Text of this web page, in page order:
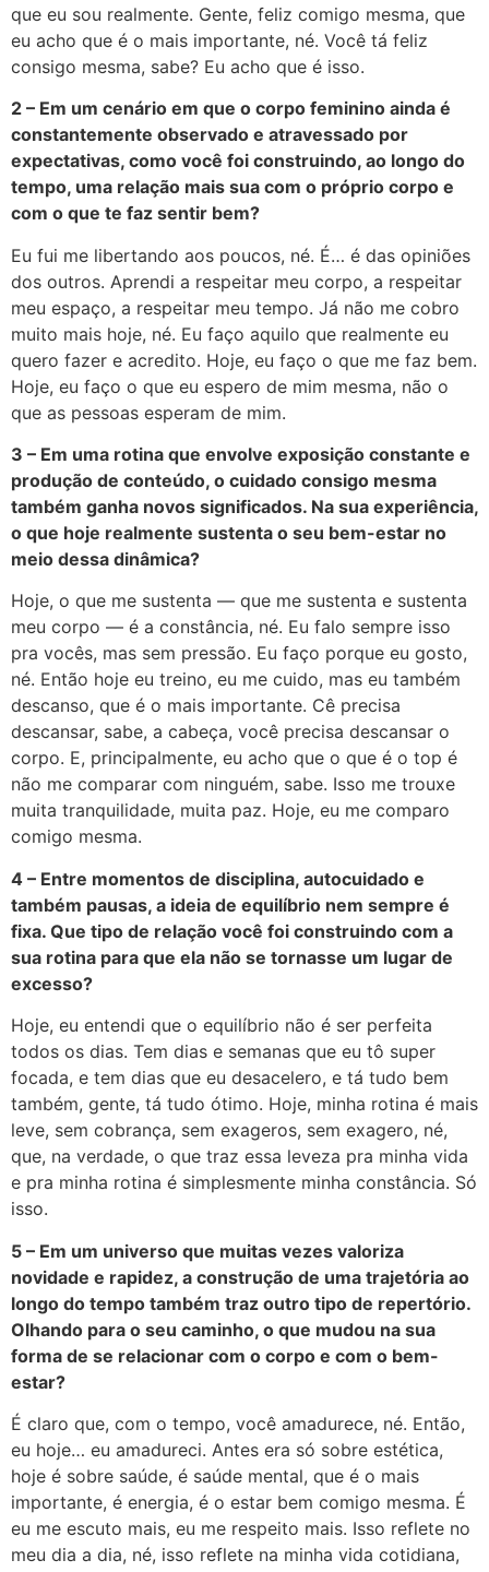
que eu sou realmente. Gente, feliz comigo mesma, que
eu acho que é o mais importante, né. Você tá feliz
consigo mesma, sabe? Eu acho que é isso.
2 – Em um cenário em que o corpo feminino ainda é
constantemente observado e atravessado por
expectativas, como você foi construindo, ao longo do
tempo, uma relação mais sua com o próprio corpo e
com o que te faz sentir bem?
Eu fui me libertando aos poucos, né. É… é das opiniões
dos outros. Aprendi a respeitar meu corpo, a respeitar
meu espaço, a respeitar meu tempo. Já não me cobro
muito mais hoje, né. Eu faço aquilo que realmente eu
quero fazer e acredito. Hoje, eu faço o que me faz bem.
Hoje, eu faço o que eu espero de mim mesma, não o
que as pessoas esperam de mim.
3 – Em uma rotina que envolve exposição constante e
produção de conteúdo, o cuidado consigo mesma
também ganha novos significados. Na sua experiência,
o que hoje realmente sustenta o seu bem-estar no
meio dessa dinâmica?
Hoje, o que me sustenta — que me sustenta e sustenta
meu corpo — é a constância, né. Eu falo sempre isso
pra vocês, mas sem pressão. Eu faço porque eu gosto,
né. Então hoje eu treino, eu me cuido, mas eu também
descanso, que é o mais importante. Cê precisa
descansar, sabe, a cabeça, você precisa descansar o
corpo. E, principalmente, eu acho que o que é o top é
não me comparar com ninguém, sabe. Isso me trouxe
muita tranquilidade, muita paz. Hoje, eu me comparo
comigo mesma.
4 – Entre momentos de disciplina, autocuidado e
também pausas, a ideia de equilíbrio nem sempre é
fixa. Que tipo de relação você foi construindo com a
sua rotina para que ela não se tornasse um lugar de
excesso?
Hoje, eu entendi que o equilíbrio não é ser perfeita
todos os dias. Tem dias e semanas que eu tô super
focada, e tem dias que eu desacelero, e tá tudo bem
também, gente, tá tudo ótimo. Hoje, minha rotina é mais
leve, sem cobrança, sem exageros, sem exagero, né,
que, na verdade, o que traz essa leveza pra minha vida
e pra minha rotina é simplesmente minha constância. Só
isso.
5 – Em um universo que muitas vezes valoriza
novidade e rapidez, a construção de uma trajetória ao
longo do tempo também traz outro tipo de repertório.
Olhando para o seu caminho, o que mudou na sua
forma de se relacionar com o corpo e com o bem-
estar?
É claro que, com o tempo, você amadurece, né. Então,
eu hoje… eu amadureci. Antes era só sobre estética,
hoje é sobre saúde, é saúde mental, que é o mais
importante, é energia, é o estar bem comigo mesma. É
eu me escuto mais, eu me respeito mais. Isso reflete no
meu dia a dia, né, isso reflete na minha vida cotidiana,